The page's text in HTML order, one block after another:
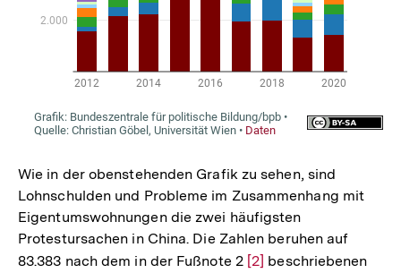
Wie in der obenstehenden Grafik zu sehen, sind
Lohnschulden und Probleme im Zusammenhang mit
Eigentumswohnungen die zwei häufigsten
Protestursachen in China. Die Zahlen beruhen auf
83.383 nach dem in der Fußnote 2 Zur
[2] beschriebenen